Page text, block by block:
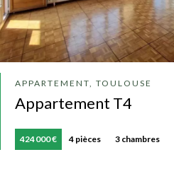
APPARTEMENT, TOULOUSE
Appartement T4
424 000 € 4 pièces 3 chambres